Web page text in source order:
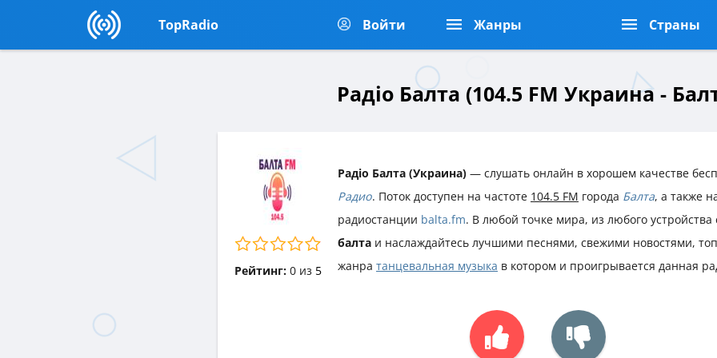
TopRadio Войти Жанры Страны
Радіо Балта (104.5 FM Украина -
Рейтинг: 0из 5
Радіо Балта (Украина) — слушать онлайн в хорошем качестве
Радио. Поток доступен на частоте 104.5 FM города Балта, а также
радиостанции balta.fm. В любой точке мира, из любого
балта и наслаждайтесь лучшими песнями, свежими новостями,
жанра танцевальная музыка в котором и проигрывается данная